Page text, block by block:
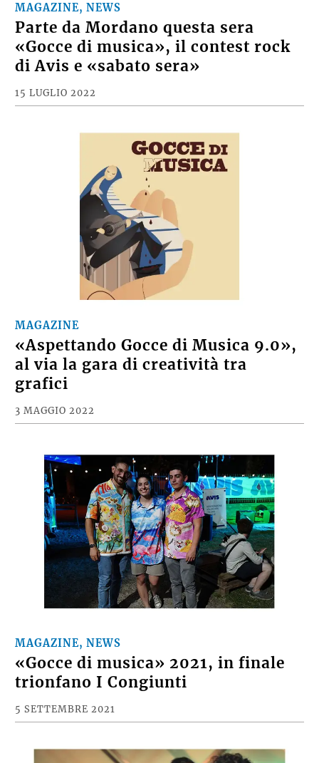
MAGAZINE, NEWS
Parte da Mordano questa sera
«Gocce di musica», il contest rock
di Avis e «sabato sera»
15 LUGLIO 2022
MAGAZINE
«Aspettando Gocce di Musica 9.0»,
al via la gara di creatività tra
grafici
3 MAGGIO 2022
MAGAZINE, NEWS
«Gocce di musica» 2021, in finale
trionfano I Congiunti
5 SETTEMBRE 2021